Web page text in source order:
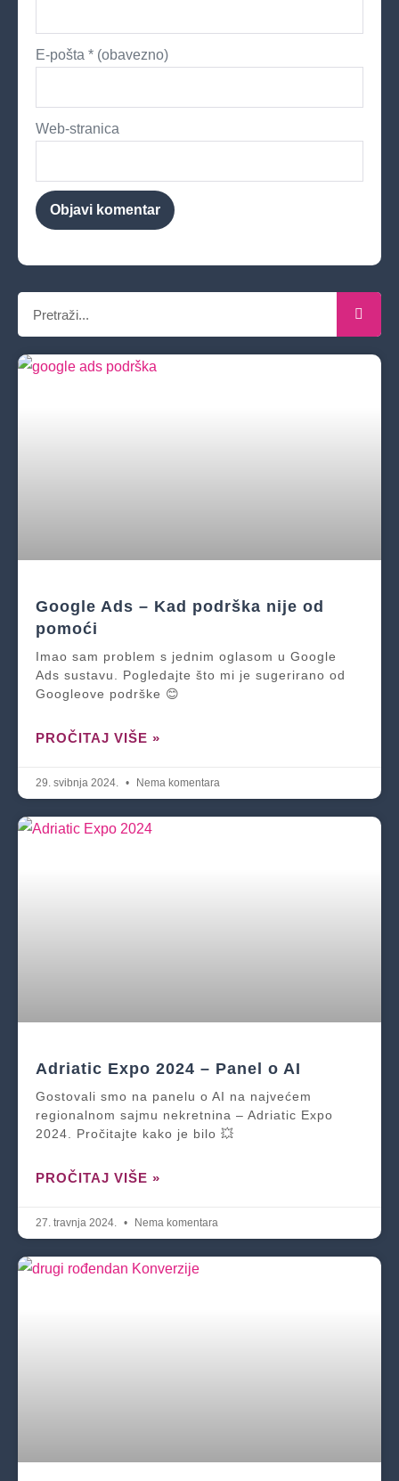
E-pošta * (obavezno)
Web-stranica
Google Ads – Kad podrška nije od
pomoći
Imao sam problem s jednim oglasom u Google
Ads sustavu. Pogledajte što mi je sugerirano od
Googleove podrške 😊
PROČITAJ VIŠE »
29. svibnja 2024. Nema komentara
Adriatic Expo 2024 – Panel o AI
Gostovali smo na panelu o AI na najvećem
regionalnom sajmu nekretnina – Adriatic Expo
2024. Pročitajte kako je bilo 💥
PROČITAJ VIŠE »
27. travnja 2024. Nema komentara